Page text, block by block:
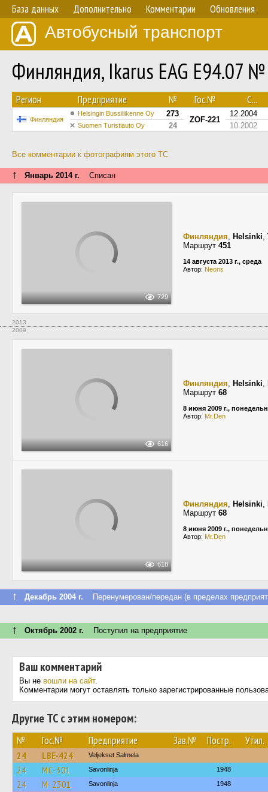
База данных Дополнительно Комментарии Обновления
Автобусный транспорт
Финляндия, Ikarus EAG E94.07
Регион Предприятие № Гос.№ С...
Финляндия
Helsingin Bussiliikenne Oy 273
ZOF-221
12.2004
Suomen Turistiauto Oy 24 10.2002
Все комментарии к фотографиям этого ТС
↑ Январь 2014 г. Списан
729
Финляндия, Helsinki,
Маршрут 451
14 августа 2013 г., среда
Автор: Neons
2013
2009
616
Финляндия, Helsinki,
Маршрут 68
8 июня 2009 г.,
Автор: Mr.Den
618
Финляндия, Helsinki,
Маршрут 68
8 июня 2009 г.,
Автор: Mr.Den
↑ Декабрь 2004 г. Перенумерован/передан (в пределах
↑ Октябрь 2002 г. Поступил на предприятие
Ваш комментарий
Вы не вошли на сайт.
Комментарии могут оставлять только зарегистрированные
Другие ТС с этим номером:
№ Гос.№ Предприятие Зав.№ Постр. Утил.
24 LBE-424 Veljekset Salmela
24 MC-301 Savonlinja 1948
24 M-2301 Savonlinja 1948